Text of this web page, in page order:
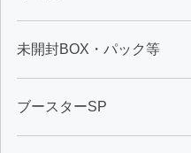
未開封BOX・パック等
ブースターSP